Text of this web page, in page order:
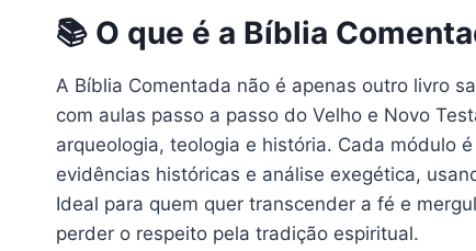
📚 O que é a Bíblia
A Bíblia Comentada não é apenas outro livro
com aulas passo a passo do Velho e Novo
arqueologia, teologia e história. Cada módulo
evidências históricas e análise exegética,
Ideal para quem quer transcender a fé e
perder o respeito pela tradição espiritual.